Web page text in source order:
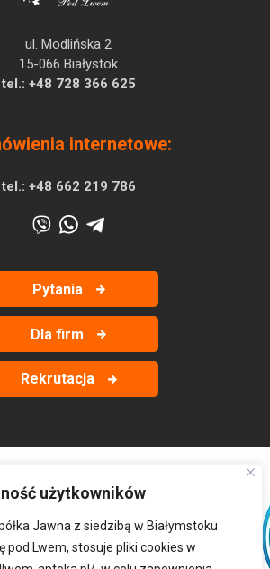
użytkowników
Jawna z siedzibą w Białymstoku
pod Lwem, stosuje pliki cookies w
ul. Modlińska 2
15-066 Białystok
tel.: +48 728 366 625
internetowe:
tel.: +48 662 219 786
Pytania
Dla firm
Rekrutacja